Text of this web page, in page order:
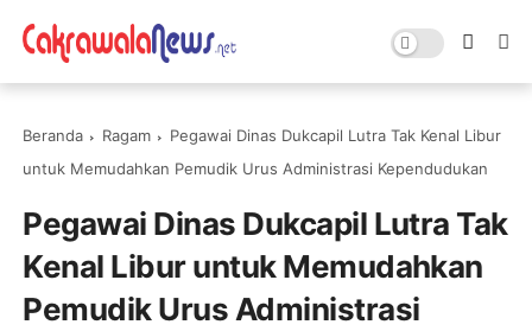
Beranda Ragam
Pegawai Dinas Dukcapil Lutra Tak Kenal Libur
untuk Memudahkan Pemudik Urus Administrasi Kependudukan
Pegawai Dinas Dukcapil Lutra Tak
Kenal Libur untuk Memudahkan
Pemudik Urus Administrasi